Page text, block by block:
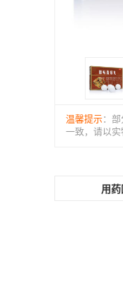
温馨提示：
一致，请以实
用